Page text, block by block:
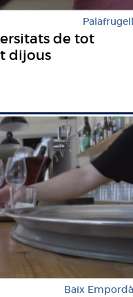
Palafrugell
de tot
dijous
Baix Empordà